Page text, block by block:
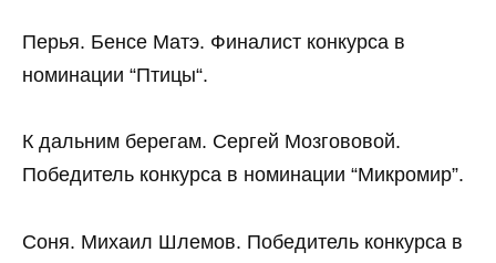
Перья. Бенсе Матэ. Финалист конкурса в
номинации “Птицы“.
К дальним берегам. Сергей Мозгововой.
Победитель конкурса в номинации “Микромир”.
Соня. Михаил Шлемов. Победитель конкурса в